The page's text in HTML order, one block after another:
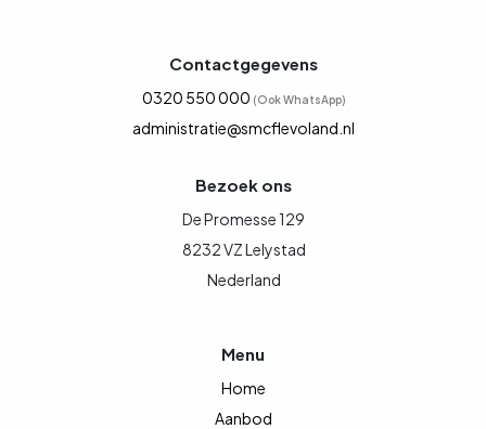
Contactgegevens
0320 550 000 (Ook WhatsApp)
administratie@smcflevoland.nl
Bezoek ons
De Promesse 129
8232 VZ Lelystad
Nederland
Menu
Home
Aanbod